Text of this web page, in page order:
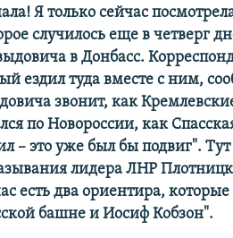
Я только сейчас
случилось еще в четверг
в Донбасс.
ездил туда вместе с ним,
звонит, как
по Новороссии, как
– это уже был бы подвиг". Тут
лидера ЛНР
есть два ориентира,
башне и Иосиф Кобзон".